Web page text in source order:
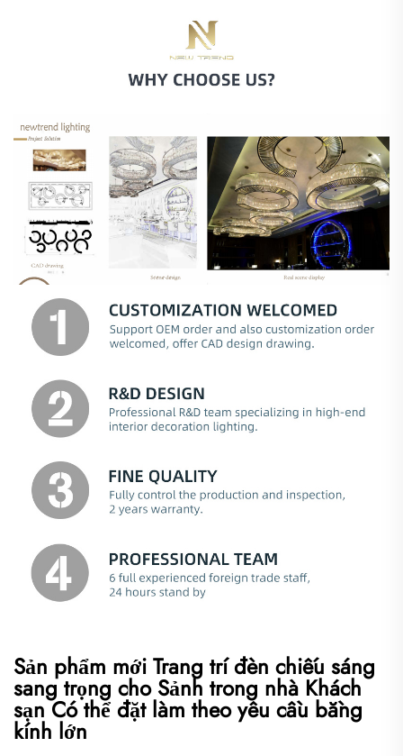
Sản phẩm mới Trang trí đèn chiếu sáng
sang trọng cho Sảnh trong nhà Khách
sạn Có thể đặt làm theo yêu cầu bằng
kính lớn